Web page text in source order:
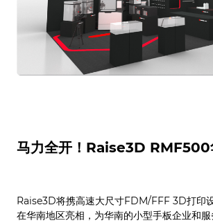
马力全开！Raise3D RMF500
Raise3D将携高速大尺寸FDM/FFF 3D打印
在华南地区亮相，为华南的小型手板企业和